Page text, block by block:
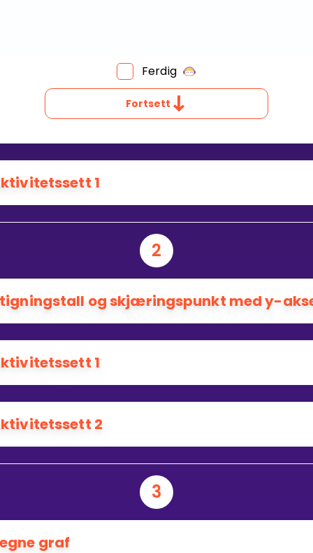
Ferdig
Fortsett
1
2
og skjæringspunkt med y-
1
2
3
graf